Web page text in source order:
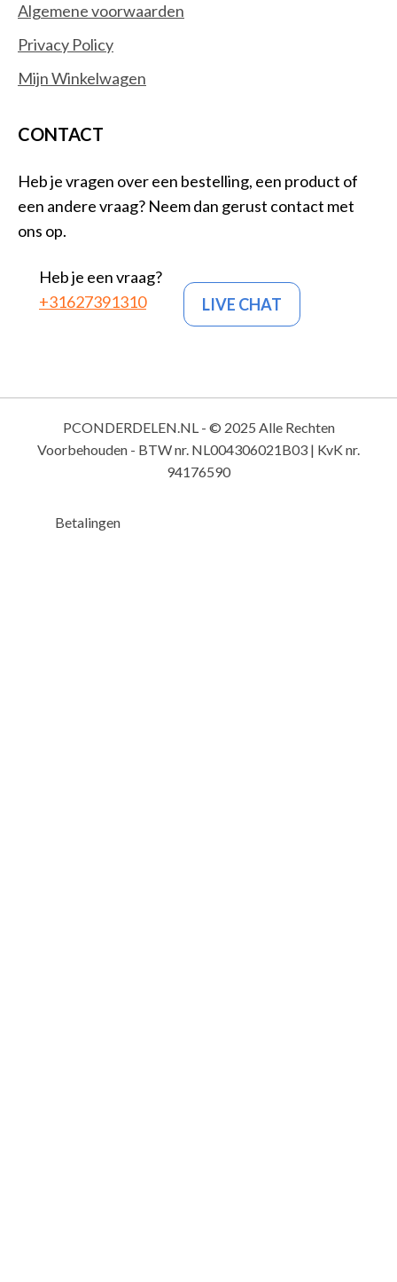
Algemene voorwaarden
Privacy Policy
Mijn Winkelwagen
CONTACT
Heb je vragen over een bestelling, een product of
een andere vraag? Neem dan gerust contact met
ons op.
Heb je een vraag?
+31627391310
LIVE CHAT
PCONDERDELEN.NL - © 2025 Alle Rechten
Voorbehouden - BTW nr. NL004306021B03 | KvK nr.
94176590
Betalingen